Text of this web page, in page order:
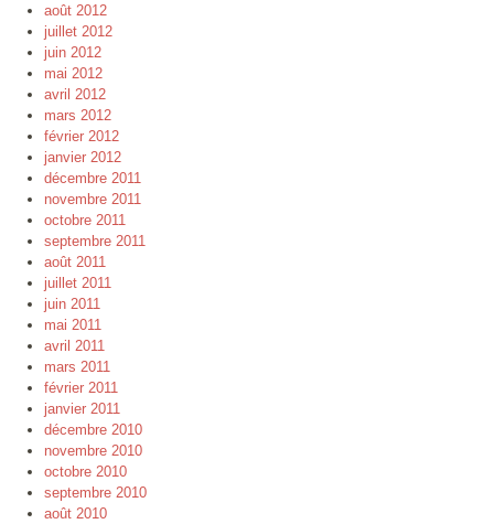
août 2012
juillet 2012
juin 2012
mai 2012
avril 2012
mars 2012
février 2012
janvier 2012
décembre 2011
novembre 2011
octobre 2011
septembre 2011
août 2011
juillet 2011
juin 2011
mai 2011
avril 2011
mars 2011
février 2011
janvier 2011
décembre 2010
novembre 2010
octobre 2010
septembre 2010
août 2010